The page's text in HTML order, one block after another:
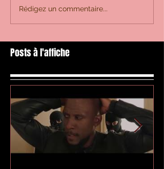
Rédigez un commentaire...
Posts à l'affiche